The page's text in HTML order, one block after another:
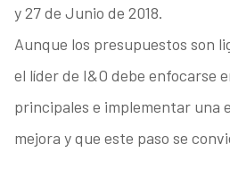
y 27 de Junio de 2018.
Aunque los presupuestos son
el líder de I&O debe enfocarse
principales e implementar una
mejora y que este paso se